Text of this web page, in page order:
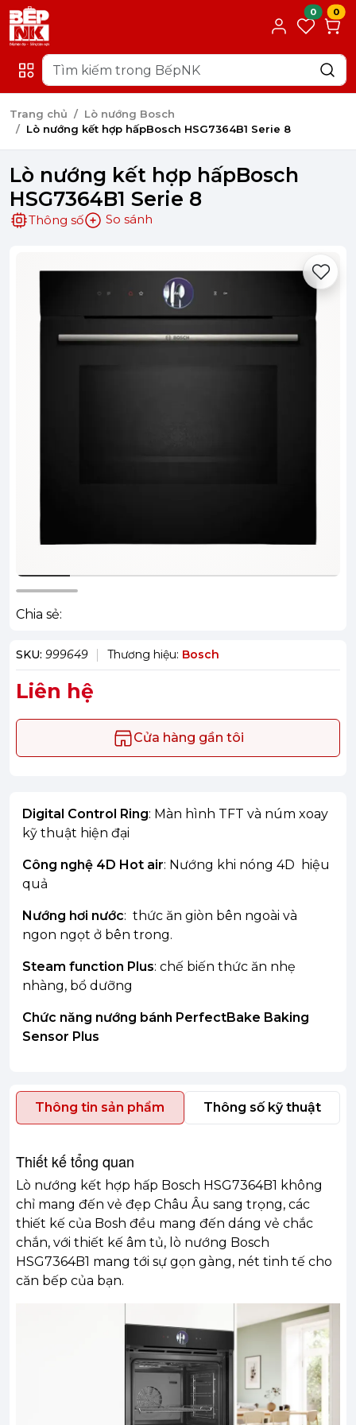
0 0
Trang chủ
Lò nướng Bosch
Lò nướng kết hợp hấpBosch HSG7364B1 Serie 8
Lò nướng kết hợp hấpBosch
HSG7364B1 Serie 8
Thông số So sánh
Chia sẻ:
SKU: 999649 Thương hiệu: Bosch
Liên hệ
Cửa hàng gần tôi
Digital Control Ring: Màn hình TFT và núm xoay
kỹ thuật hiện đại
Công nghệ 4D Hot air: Nướng khi nóng 4D hiệu
quả
Nướng hơi nước: thức ăn giòn bên ngoài và
ngon ngọt ở bên trong.
Steam function Plus: chế biến thức ăn nhẹ
nhàng, bổ dưỡng
Chức năng nướng bánh PerfectBake Baking
Sensor Plus
Thông tin sản phẩm Thông số kỹ thuật
Thiết kế tổng quan
Lò nướng kết hợp hấp Bosch HSG7364B1 không
chỉ mang đến vẻ đẹp Châu Âu sang trọng, các
thiết kế của Bosh đều mang đến dáng vẻ chắc
chắn, với thiết kế âm tủ, lò nướng Bosch
HSG7364B1 mang tới sự gọn gàng, nét tinh tế cho
căn bếp của bạn.